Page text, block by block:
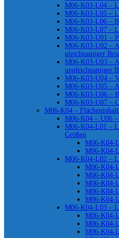
M06-K03-L04 –
M06-K03-L05 –
M06-K03-L06 –
M06-K03-L07 –
M06-K03-U01 –
M06-K03-U02 –
gleichnamiger
M06-K03-U03 –
ungleichnamiger
M06-K03-U04 –
M06-K03-U05 –
M06-K03-U06 –
M06-K03-U07 –
M06-K04 –
M06-K04 – U06 –
M06-K04-L01 –
Größen
M06-K04-
M06-K04-
M06-K04-L02 –
M06-K04-
M06-K04-
M06-K04-
M06-K04-
M06-K04-
M06-K04-L03 –
M06-K04-
M06-K04-
M06-K04-